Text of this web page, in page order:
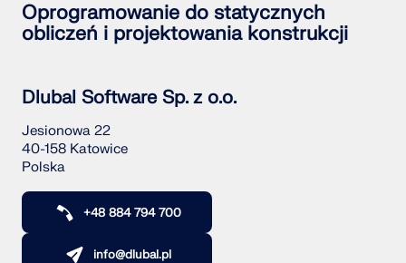
Oprogramowanie do statycznych
obliczeń i projektowania konstrukcji
Dlubal Software Sp. z o.o.
Jesionowa 22
40-158 Katowice
Polska
+48 884 794 700
info@dlubal.pl